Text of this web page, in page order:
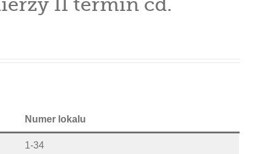
II termin cd.
Numer lokalu
1-34